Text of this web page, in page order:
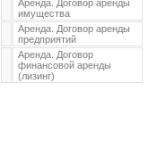
Аренда. Договор аренды
имущества
Аренда. Договор аренды
предприятий
Аренда. Договор
финансовой аренды
(лизинг)